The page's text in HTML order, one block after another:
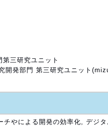
三研究ユニット
開発部門 第三研究ユニット
やによる開発の効率化, デジ